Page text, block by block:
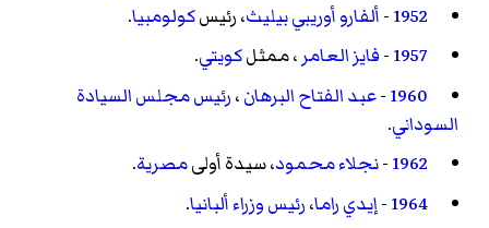
1952
-ألفارو أوريبي بيليث، رئيسكولومبيا.
1957
-فايز العامر، ممثلكويتي.
1960
-عبد الفتاح البرهان،رئيسمجلس السيادة
السوداني.
1962
-نجلاء محمود، سيدة أولىمصرية.
1964
-إيدي راما،رئيس وزراء ألبانيا.